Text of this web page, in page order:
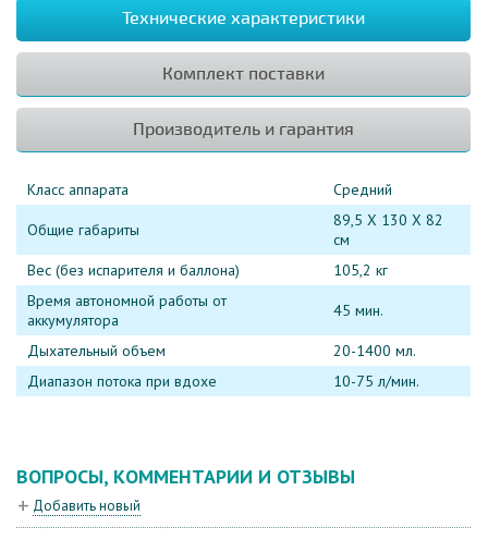
Технические характеристики
Комплект поставки
Производитель и гарантия
Класс аппарата Средний
Общие габариты
89,5 X 130 X 82
см
Вес (без испарителя и баллона)
105,2 кг
Время автономной работы от
аккумулятора
45 мин.
Дыхательный объем
20-1400 мл.
Диапазон потока при вдохе
10-75 л/мин.
ВОПРОСЫ, КОММЕНТАРИИ И ОТЗЫВЫ
Добавить новый